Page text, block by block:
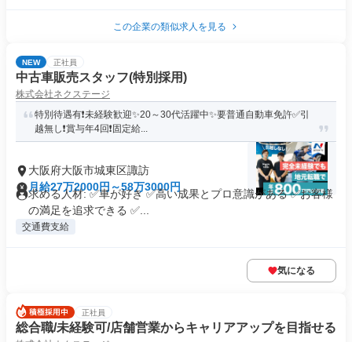
この企業の類似求人を見る
NEW 正社員
中古車販売スタッフ(特別採用)
株式会社ネクステージ
特別待遇有❗未経験歓迎✨20～30代活躍中✨要普通自動車免許✅引
越無し❗賞与年4回❗固定給...
大阪府大阪市城東区諏訪
月給27万2000円～58万3000円
求める人材: ✅車が好き ✅高い成果とプロ意識がある ✅お客様
の満足を追求できる ✅...
交通費支給
気になる
正社員
総合職/未経験可/店舗営業からキャリアアップを目指せる